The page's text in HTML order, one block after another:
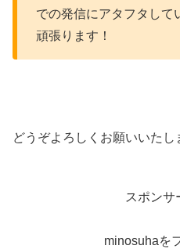
での発信にアタフタして
頑張ります！
どうぞよろしくお願いいたし
スポンサ
minosuhaを